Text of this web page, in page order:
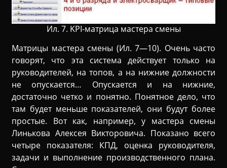
Ил. 7. KPI-матрица мастера смены
Матрицы мастера смены (Ил. 7—10). Очень часто
говорят, что эта система действует только на
руководителей, на топов, а на нижние должности
не опускается… Опускается и на нижние,
достаточно четко и понятно. Понятное дело, что
там будет меньше показателей, они будут более
простые. Вот как, например, у мастера смены
Линькова Алексея Викторовича. Показано всего
четыре показателя: КПД, оценка руководителя,
задачи и выполнение производственного плана.